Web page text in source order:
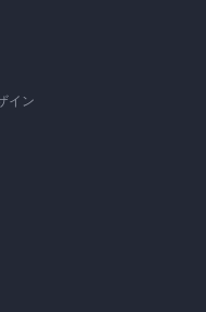
イン